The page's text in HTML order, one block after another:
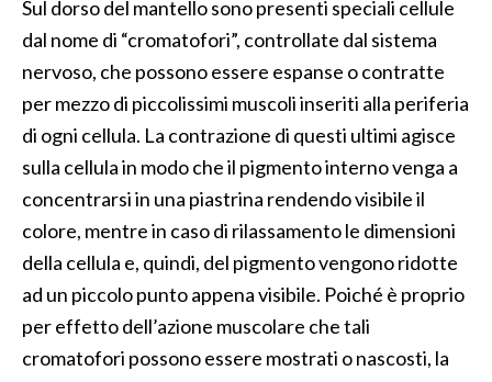
Sul dorso del mantello sono presenti speciali cellule
dal nome di “cromatofori”, controllate dal sistema
nervoso, che possono essere espanse o contratte
per mezzo di piccolissimi muscoli inseriti alla periferia
di ogni cellula. La contrazione di questi ultimi agisce
sulla cellula in modo che il pigmento interno venga a
concentrarsi in una piastrina rendendo visibile il
colore, mentre in caso di rilassamento le dimensioni
della cellula e, quindi, del pigmento vengono ridotte
ad un piccolo punto appena visibile. Poiché è proprio
per effetto dell’azione muscolare che tali
cromatofori possono essere mostrati o nascosti, la